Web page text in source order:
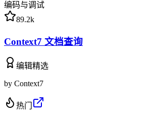
编码与调试
89.2k
Context7 文档查询
编辑精选
by Context7
热门